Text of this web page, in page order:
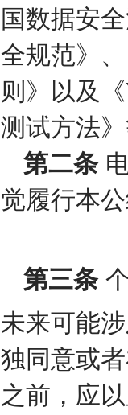
国数据安
全规范》
则》以及
测试方法
第二条
觉履行本
第三条
未来可能
独同意或
之前，应